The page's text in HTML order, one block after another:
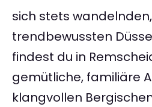
sich stets wandelnden,
trendbewussten
findest du in
gemütliche, familiäre
klangvollen